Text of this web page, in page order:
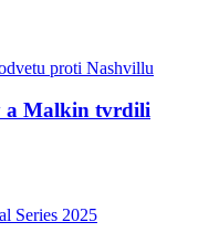
a Malkin tvrdili